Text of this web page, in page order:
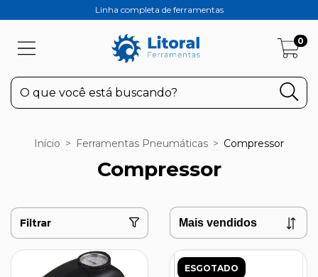
Linha completa de ferramentas
0
Início > Ferramentas Pneumáticas > Compressor
Compressor
Filtrar
ESGOTADO